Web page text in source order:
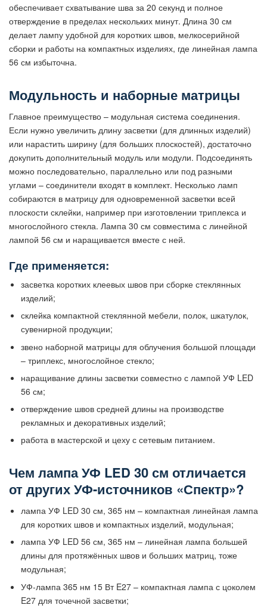
обеспечивает схватывание шва за 20 секунд и полное
отверждение в пределах нескольких минут. Длина 30 см
делает лампу удобной для коротких швов, мелкосерийной
сборки и работы на компактных изделиях, где линейная лампа
56 см избыточна.
Модульность и наборные матрицы
Главное преимущество – модульная система соединения.
Если нужно увеличить длину засветки (для длинных изделий)
или нарастить ширину (для больших плоскостей), достаточно
докупить дополнительный модуль или модули. Подсоединять
можно последовательно, параллельно или под разными
углами – соединители входят в комплект. Несколько ламп
собираются в матрицу для одновременной засветки всей
плоскости склейки, например при изготовлении триплекса и
многослойного стекла. Лампа 30 см совместима с линейной
лампой 56 см и наращивается вместе с ней.
Где применяется:
засветка коротких клеевых швов при сборке стеклянных
изделий;
склейка компактной стеклянной мебели, полок, шкатулок,
сувенирной продукции;
звено наборной матрицы для облучения большой площади
– триплекс, многослойное стекло;
наращивание длины засветки совместно с лампой УФ LED
56 см;
отверждение швов средней длины на производстве
рекламных и декоративных изделий;
работа в мастерской и цеху с сетевым питанием.
Чем лампа УФ LED 30 см отличается
от других УФ-источников «Спектр»?
лампа УФ LED 30 см, 365 нм – компактная линейная лампа
для коротких швов и компактных изделий, модульная;
лампа УФ LED 56 см, 365 нм – линейная лампа большей
длины для протяжённых швов и больших матриц, тоже
модульная;
УФ-лампа 365 нм 15 Вт E27 – компактная лампа с цоколем
E27 для точечной засветки;